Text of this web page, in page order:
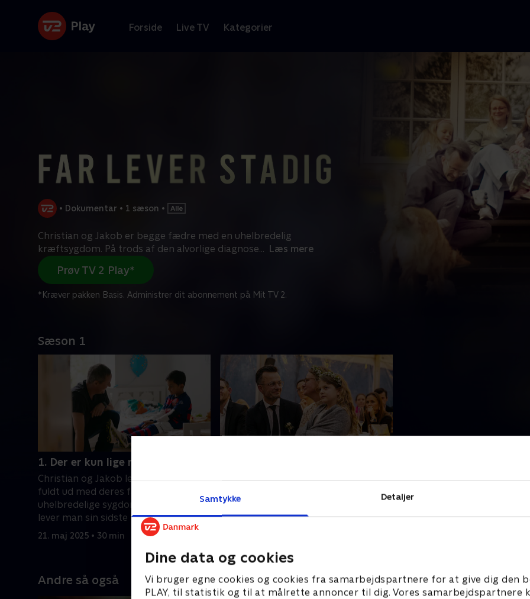
Samtykke Detaljer
Dine data og cookies
Vi bruger egne cookies og cookies fra samarbejdspartnere for at give dig den
PLAY, til statistik og til at målrette annoncer til dig. Vores samarbejdspartnere
Forside Live TV Kategorier
• Dokumentar • 1 sæson •
Christian og Jakob er begge fædre med en uhelbredelig
kræftsygdom. På trods af den alvorlige diagnose... Læs mere
Prøv TV 2 Play*
*Kræver pakken Basis. Administrer dit abonnement på Mit TV 2.
Sæson 1
1. Der er kun lige nu og her
Christian og Jakob lever hverdagen
fuldt ud med deres familier trods
uhelbredelige sygdomme. Hvordan
lever man sin sidste tid som far, når
man ved, man skal dø?
21. maj 2025 • 30 min
Efter Jakobs operation venter
lægerne. Christians drøm er gået i
opfyldelse: Familien må tage til Sri
Andre så også